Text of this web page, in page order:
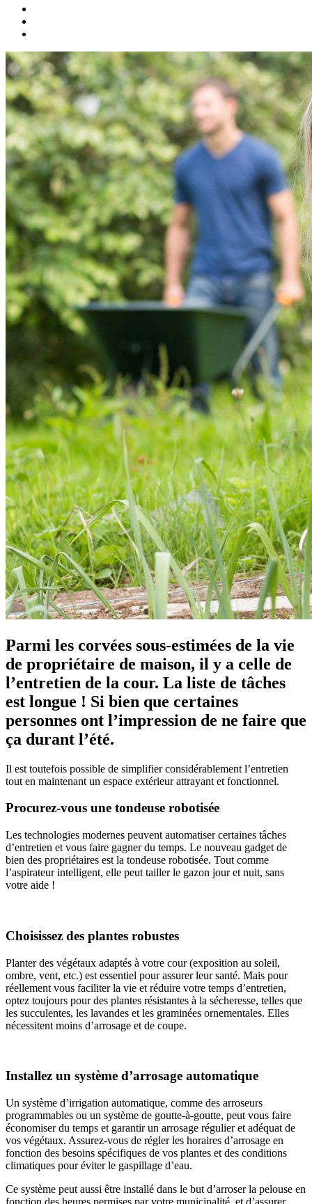
Parmi les corvées sous-estimées de la vie
de propriétaire de maison, il y a celle de
l’entretien de la cour. La liste de tâches
est longue ! Si bien que certaines
personnes ont l’impression de ne faire que
ça durant l’été.
Il est toutefois possible de simplifier considérablement l’entretien
tout en maintenant un espace extérieur attrayant et fonctionnel.
Procurez-vous une tondeuse robotisée
Les technologies modernes peuvent automatiser certaines tâches
d’entretien et vous faire gagner du temps. Le nouveau gadget de
bien des propriétaires est la tondeuse robotisée. Tout comme
l’aspirateur intelligent, elle peut tailler le gazon jour et nuit, sans
votre aide !
Choisissez des plantes robustes
Planter des végétaux adaptés à votre cour (exposition au soleil,
ombre, vent, etc.) est essentiel pour assurer leur santé. Mais pour
réellement vous faciliter la vie et réduire votre temps d’entretien,
optez toujours pour des plantes résistantes à la sécheresse, telles que
les succulentes, les lavandes et les graminées ornementales. Elles
nécessitent moins d’arrosage et de coupe.
Installez un système d’arrosage automatique
Un système d’irrigation automatique, comme des arroseurs
programmables ou un système de goutte-à-goutte, peut vous faire
économiser du temps et garantir un arrosage régulier et adéquat de
vos végétaux. Assurez-vous de régler les horaires d’arrosage en
fonction des besoins spécifiques de vos plantes et des conditions
climatiques pour éviter le gaspillage d’eau.
Ce système peut aussi être installé dans le but d’arroser la pelouse en
fonction des heures permises par votre municipalité, et d’assurer